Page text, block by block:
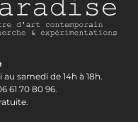
samedi de 14h à 18h.
61 70 80 96.